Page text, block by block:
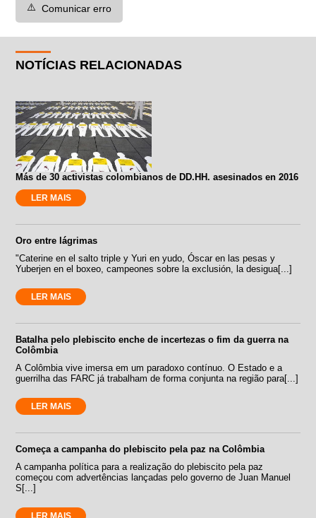
⚠️ Comunicar erro
NOTÍCIAS RELACIONADAS
Más de 30 activistas colombianos de DD.HH. asesinados en 2016
LER MAIS
Oro entre lágrimas
"Caterine en el salto triple y Yuri en yudo, Óscar en las pesas y
Yuberjen en el boxeo, campeones sobre la exclusión, la desigua[...]
LER MAIS
Batalha pelo plebiscito enche de incertezas o fim da guerra na
Colômbia
A Colômbia vive imersa em um paradoxo contínuo. O Estado e a
guerrilha das FARC já trabalham de forma conjunta na região para[...]
LER MAIS
Começa a campanha do plebiscito pela paz na Colômbia
A campanha política para a realização do plebiscito pela paz
começou com advertências lançadas pelo governo de Juan Manuel
S[...]
LER MAIS